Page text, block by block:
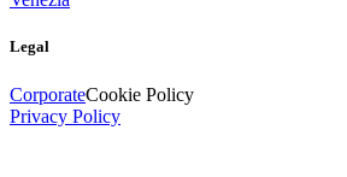
Legal
CorporateCookie Policy
Privacy Policy